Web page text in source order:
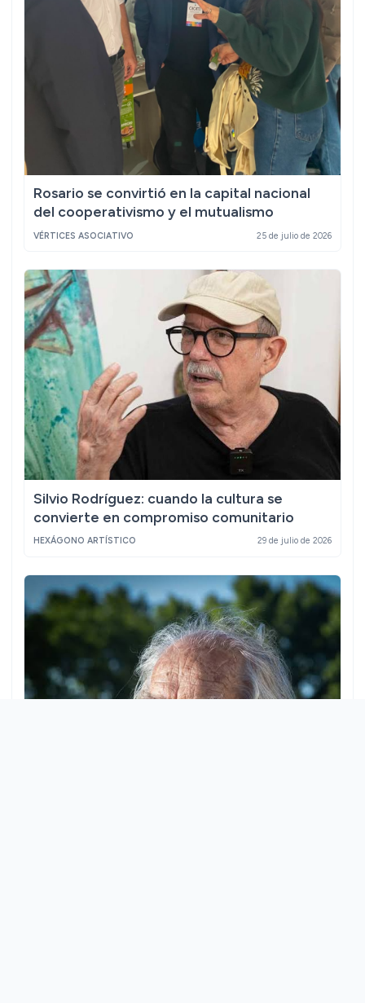
Rosario se convirtió en la capital nacional
del cooperativismo y el mutualismo
VÉRTICES ASOCIATIVO 25 de julio de 2026
Silvio Rodríguez: cuando la cultura se
convierte en compromiso comunitario
HEXÁGONO ARTÍSTICO 29 de julio de 2026